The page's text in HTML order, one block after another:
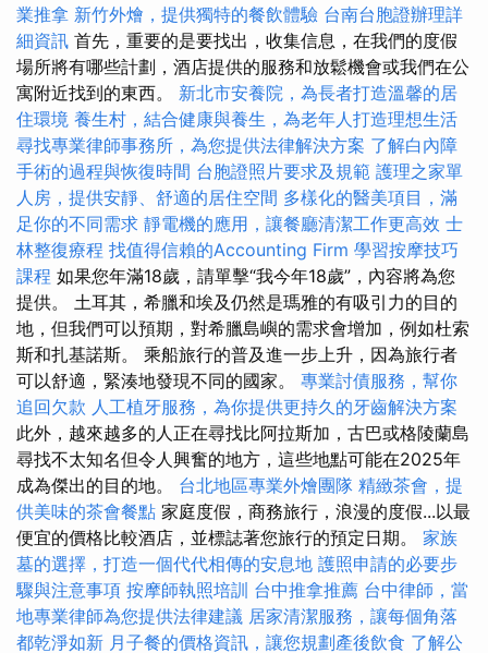
業推拿 新竹外燴，提供獨特的餐飲體驗 台南台胞證辦理詳
細資訊 首先，重要的是要找出，收集信息，在我們的度假
場所將有哪些計劃，酒店提供的服務和放鬆機會或我們在公
寓附近找到的東西。 新北市安養院，為長者打造溫馨的居
住環境 養生村，結合健康與養生，為老年人打造理想生活
尋找專業律師事務所，為您提供法律解決方案 了解白內障
手術的過程與恢復時間 台胞證照片要求及規範 護理之家單
人房，提供安靜、舒適的居住空間 多樣化的醫美項目，滿
足你的不同需求 靜電機的應用，讓餐廳清潔工作更高效 士
林整復療程 找值得信賴的Accounting Firm 學習按摩技巧
課程 如果您年滿18歲，請單擊“我今年18歲”，內容將為您
提供。 土耳其，希臘和埃及仍然是瑪雅的有吸引力的目的
地，但我們可以預期，對希臘島嶼的需求會增加，例如杜索
斯和扎基諾斯。 乘船旅行的普及進一步上升，因為旅行者
可以舒適，緊湊地發現不同的國家。 專業討債服務，幫你
追回欠款 人工植牙服務，為你提供更持久的牙齒解決方案
此外，越來越多的人正在尋找比阿拉斯加，古巴或格陵蘭島
尋找不太知名但令人興奮的地方，這些地點可能在2025年
成為傑出的目的地。 台北地區專業外燴團隊 精緻茶會，提
供美味的茶會餐點 家庭度假，商務旅行，浪漫的度假...以最
便宜的價格比較酒店，並標誌著您旅行的預定日期。 家族
墓的選擇，打造一個代代相傳的安息地 護照申請的必要步
驟與注意事項 按摩師執照培訓 台中推拿推薦 台中律師，當
地專業律師為您提供法律建議 居家清潔服務，讓每個角落
都乾淨如新 月子餐的價格資訊，讓您規劃產後飲食 了解公